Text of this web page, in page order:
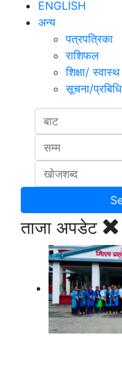
ENGLISH
अन्य
पत्रपत्रिका
राशिफल
शिक्षा/ स्वास्थ
सूचना/प्रबिधि
ताजा अपडेट